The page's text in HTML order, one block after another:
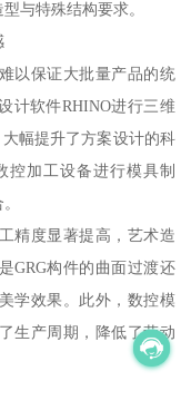
与特殊结构要求。
以保证大批量产品的统
计软件RHINO进行三维
幅提升了方案设计的科
控加工设备进行模具制
精度显著提高，艺术造
GRG构件的曲面过渡还
学效果。此外，数控模
生产周期，降低了劳动